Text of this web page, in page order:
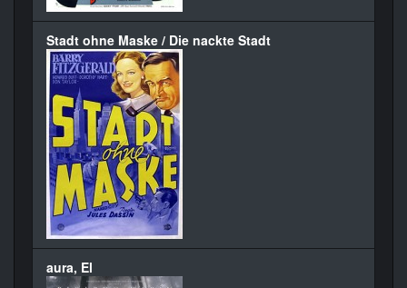
Stadt ohne Maske / Die nackte Stadt
aura, El